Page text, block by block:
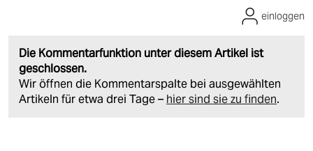
Die Kommentarfunktion unter diesem Artikel ist
geschlossen.
Wir öffnen die Kommentarspalte bei ausgewählten
Artikeln für etwa drei Tage – hier sind sie zu finden.
einloggen